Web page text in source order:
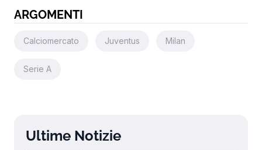
ARGOMENTI
Calciomercato Juventus Milan
Serie A
Ultime Notizie